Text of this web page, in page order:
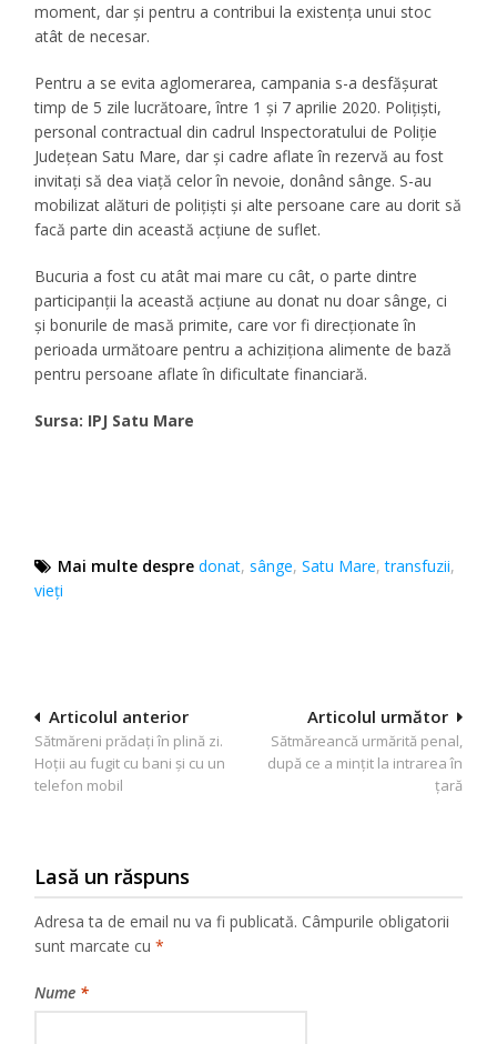
moment, dar și pentru a contribui la existența unui stoc
atât de necesar.
Pentru a se evita aglomerarea, campania s-a desfășurat
timp de 5 zile lucrătoare, între 1 și 7 aprilie 2020. Polițiști,
personal contractual din cadrul Inspectoratului de Poliție
Județean Satu Mare, dar și cadre aflate în rezervă au fost
invitați să dea viață celor în nevoie, donând sânge. S-au
mobilizat alături de polițiști și alte persoane care au dorit să
facă parte din această acțiune de suflet.
Bucuria a fost cu atât mai mare cu cât, o parte dintre
participanții la această acțiune au donat nu doar sânge, ci
și bonurile de masă primite, care vor fi direcționate în
perioada următoare pentru a achiziționa alimente de bază
pentru persoane aflate în dificultate financiară.
Sursa: IPJ Satu Mare
Mai multe despre donat,sânge,Satu Mare,transfuzii,
vieți
Navigare
în
articole
Articolul următor
Sătmăreancă urmărită penal,
după ce a mințit la intrarea în
țară
Articolul anterior
Sătmăreni prădați în plină zi.
Hoții au fugit cu bani și cu un
telefon mobil
Lasă un răspuns
Adresa ta de email nu va fi publicată. Câmpurile obligatorii
sunt marcate cu*
Nume *